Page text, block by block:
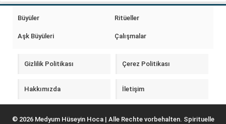
Büyüler Ritüeller
Aşk Büyüleri Çalışmalar
Gizlilik Politikası Çerez Politikası
Hakkımızda İletişim
© 2026 Medyum Hüseyin Hoca | Alle Rechte vorbehalten. Spirituelle